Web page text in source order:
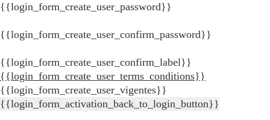
{{login_form_create_user_password}}
{{login_form_create_user_confirm_password}}
{{login_form_create_user_confirm_label}}
{{login_form_create_user_terms_conditions}}
{{login_form_create_user_vigentes}}
{{login_form_activation_back_to_login_button}}